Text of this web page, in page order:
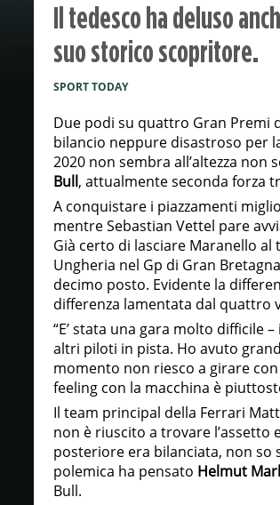
Il tedesco ha deluso
suo storico scopritore.
SPORT TODAY
Due podi su quattro Gran Premi
bilancio neppure disastroso per
2020 non sembra all’altezza
Bull, attualmente seconda forza
A conquistare i piazzamenti
mentre Sebastian Vettel pare
Già certo di lasciare Maranello
Ungheria nel Gp di Gran
decimo posto. Evidente la
differenza lamentata dal quattro
“E’ stata una gara molto difficile
altri piloti in pista. Ho avuto
momento non riesco a girare
feeling con la macchina è
Il team principal della Ferrari
non è riuscito a trovare l’assetto
posteriore era bilanciata, non so
polemica ha pensato Helmut
Bull.